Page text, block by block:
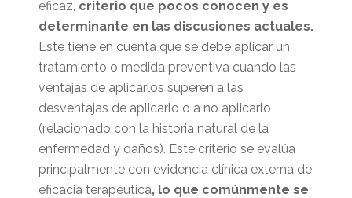
eficaz, criterio que pocos conocen y es
determinante en las discusiones actuales.
Este tiene en cuenta que se debe aplicar un
tratamiento o medida preventiva cuando las
ventajas de aplicarlos superen a las
desventajas de aplicarlo o a no aplicarlo
(relacionado con la historia natural de la
enfermedad y daños). Este criterio se evalúa
principalmente con evidencia clínica externa de
eficacia terapéutica, lo que comúnmente se